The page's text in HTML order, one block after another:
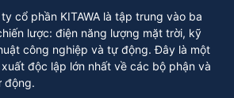
cổ phần KITAWA là tập trung vào ba
lược: điện năng lượng mặt trời, kỹ
công nghiệp và tự động. Đây là một
độc lập lớn nhất về các bộ phận và
động.